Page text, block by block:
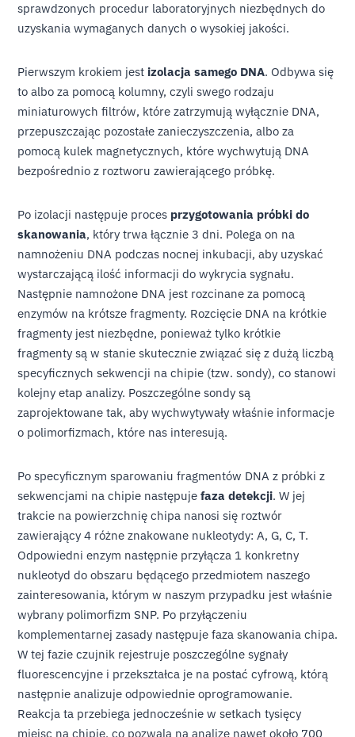
sprawdzonych procedur laboratoryjnych niezbędnych do
uzyskania wymaganych danych o wysokiej jakości.
Pierwszym krokiem jest izolacja samego DNA. Odbywa się
to albo za pomocą kolumny, czyli swego rodzaju
miniaturowych filtrów, które zatrzymują wyłącznie DNA,
przepuszczając pozostałe zanieczyszczenia, albo za
pomocą kulek magnetycznych, które wychwytują DNA
bezpośrednio z roztworu zawierającego próbkę.
Po izolacji następuje proces przygotowania próbki do
skanowania, który trwa łącznie 3 dni. Polega on na
namnożeniu DNA podczas nocnej inkubacji, aby uzyskać
wystarczającą ilość informacji do wykrycia sygnału.
Następnie namnożone DNA jest rozcinane za pomocą
enzymów na krótsze fragmenty. Rozcięcie DNA na krótkie
fragmenty jest niezbędne, ponieważ tylko krótkie
fragmenty są w stanie skutecznie związać się z dużą liczbą
specyficznych sekwencji na chipie (tzw. sondy), co stanowi
kolejny etap analizy. Poszczególne sondy są
zaprojektowane tak, aby wychwytywały właśnie informacje
o polimorfizmach, które nas interesują.
Po specyficznym sparowaniu fragmentów DNA z próbki z
sekwencjami na chipie następuje faza detekcji. W jej
trakcie na powierzchnię chipa nanosi się roztwór
zawierający 4 różne znakowane nukleotydy: A, G, C, T.
Odpowiedni enzym następnie przyłącza 1 konkretny
nukleotyd do obszaru będącego przedmiotem naszego
zainteresowania, którym w naszym przypadku jest właśnie
wybrany polimorfizm SNP. Po przyłączeniu
komplementarnej zasady następuje faza skanowania chipa.
W tej fazie czujnik rejestruje poszczególne sygnały
fluorescencyjne i przekształca je na postać cyfrową, którą
następnie analizuje odpowiednie oprogramowanie.
Reakcja ta przebiega jednocześnie w setkach tysięcy
miejsc na chipie, co pozwala na analizę nawet około 700